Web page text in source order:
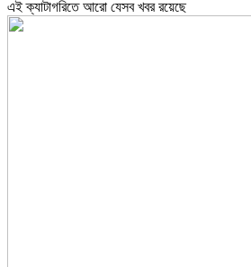
এই ক্যাটাগরিতে আরো যেসব খবর রয়েছে